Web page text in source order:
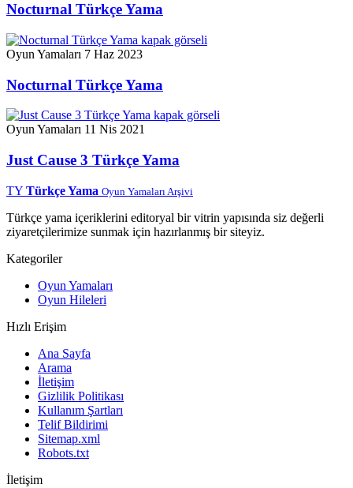
Nocturnal Türkçe Yama
Oyun Yamaları 7 Haz 2023
Nocturnal Türkçe Yama
Oyun Yamaları 11 Nis 2021
Just Cause 3 Türkçe Yama
TY Türkçe Yama Oyun Yamaları Arşivi
Türkçe yama içeriklerini editoryal bir vitrin yapısında siz değerli
ziyaretçilerimize sunmak için hazırlanmış bir siteyiz.
Kategoriler
Oyun Yamaları
Oyun Hileleri
Hızlı Erişim
Ana Sayfa
Arama
İletişim
Gizlilik Politikası
Kullanım Şartları
Telif Bildirimi
Sitemap.xml
Robots.txt
İletişim